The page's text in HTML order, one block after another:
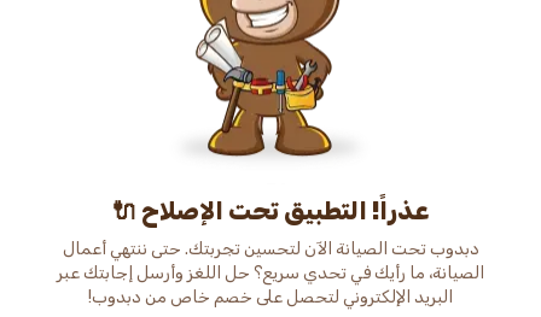
عذراً! التطبيق تحت الإصلاح 🔌
دبدوب تحت الصيانة الآن لتحسين تجربتك. حتى ننتهي أعمال
الصيانة، ما رأيك في تحدي سريع؟ حل اللغز وأرسل إجابتك عبر
البريد الإلكتروني لتحصل على خصم خاص من دبدوب!